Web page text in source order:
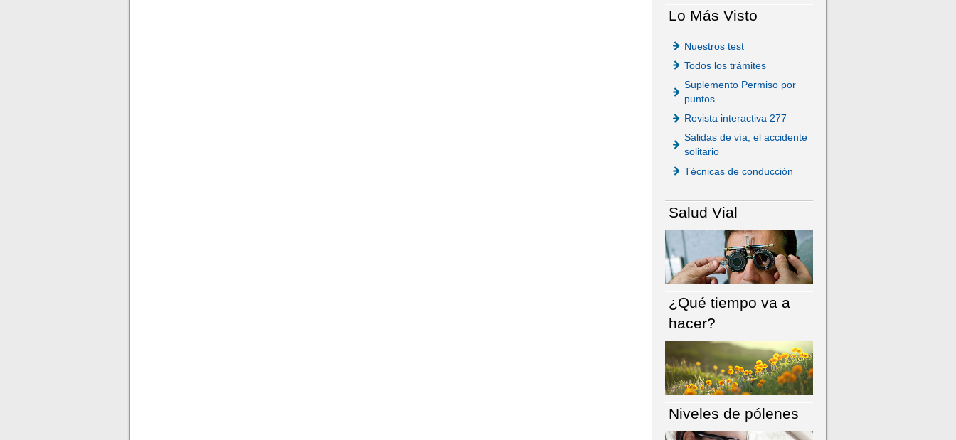
Lo Más Visto
Nuestros test
Todos los trámites
Suplemento Permiso por
puntos
Revista interactiva 277
Salidas de vía, el accidente
solitario
Técnicas de conducción
Salud Vial
¿Qué tiempo va a
hacer?
Niveles de pólenes